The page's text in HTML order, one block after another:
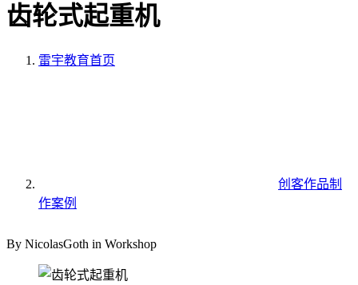
齿轮式起重机
雷宇教育首页
创客作品制
作案例
By NicolasGoth in Workshop